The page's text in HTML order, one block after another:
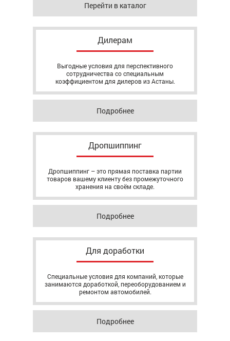
Перейти в каталог
Дилерам
Выгодные условия для перспективного
сотрудничества со специальным
коэффициентом для дилеров из Астаны.
Подробнее
Дропшиппинг
Дропшиппинг – это прямая поставка партии
товаров вашему клиенту без промежуточного
хранения на своём складе.
Подробнее
Для доработки
Специальные условия для компаний, которые
занимаются доработкой, переоборудованием и
ремонтом автомобилей.
Подробнее